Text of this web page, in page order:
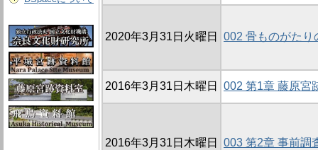
2020年3月31日火曜日 002 骨ものがたり
2016年3月31日木曜日 002 第1章 藤原宮
2016年3月31日木曜日 003 第2章 事前調